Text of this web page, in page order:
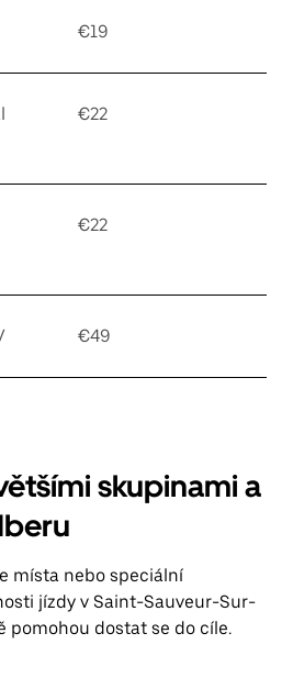
€19
€22
€22
€49
skupinami a
místa nebo speciální
jízdy v Saint-Sauveur-Sur-
pomohou dostat se do cíle.